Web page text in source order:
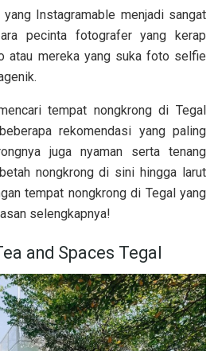
Instagramable menjadi sangat
pecinta fotografer yang kerap
atau mereka yang suka foto selfie
tempat nongkrong di Tegal
rekomendasi yang paling
juga nyaman serta tenang
nongkrong di sini hingga larut
tempat nongkrong di Tegal yang
selengkapnya!
and Spaces Tegal